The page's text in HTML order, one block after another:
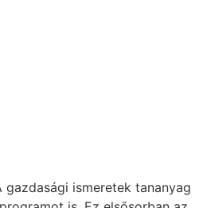
ismeretek tananyag